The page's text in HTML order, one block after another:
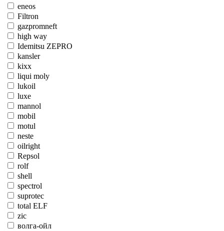
eneos
Filtron
gazpromneft
high way
Idemitsu ZEPRO
kansler
kixx
liqui moly
lukoil
luxe
mannol
mobil
motul
neste
oilright
Repsol
rolf
shell
spectrol
suprotec
total ELF
zic
волга-ойл